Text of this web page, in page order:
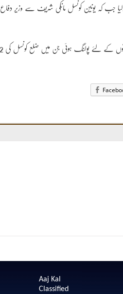
جب کہ یونین کونسل مانکی شریف سے وزیر دفاع
Aaj Kal
Classified